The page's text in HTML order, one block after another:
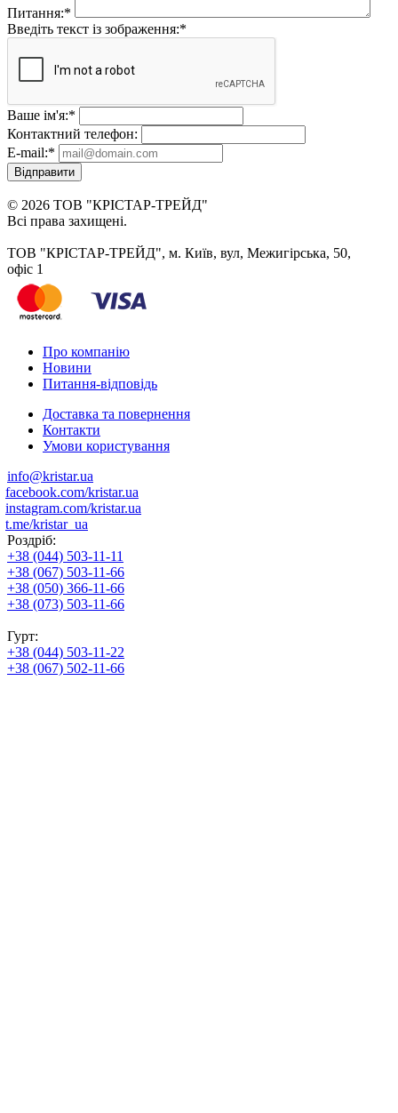
Питання:*
Введіть текст із зображення:*
Ваше ім'я:*
Контактний телефон:
E-mail:*
Відправити
© 2026 ТОВ "КРІСТАР-ТРЕЙД"
Всі права захищені.
ТОВ "КРІСТАР-ТРЕЙД", м. Київ, вул, Межигірська, 50,
офіс 1
Про компанію
Новини
Питання-відповідь
Доставка та повернення
Контакти
Умови користування
info@kristar.ua
facebook.com/kristar.ua
instagram.com/kristar.ua
t.me/kristar_ua
Роздріб:
+38 (044) 503-11-11
+38 (067) 503-11-66
+38 (050) 366-11-66
+38 (073) 503-11-66
Гурт:
+38 (044) 503-11-22
+38 (067) 502-11-66